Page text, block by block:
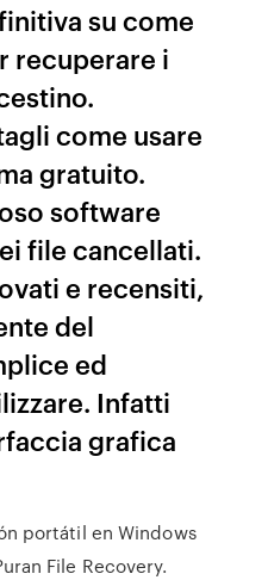
su come
recuperare i
come usare
gratuito.
software
file cancellati.
e recensiti,
del
ed
Infatti
grafica
portátil en Windows
File Recovery.